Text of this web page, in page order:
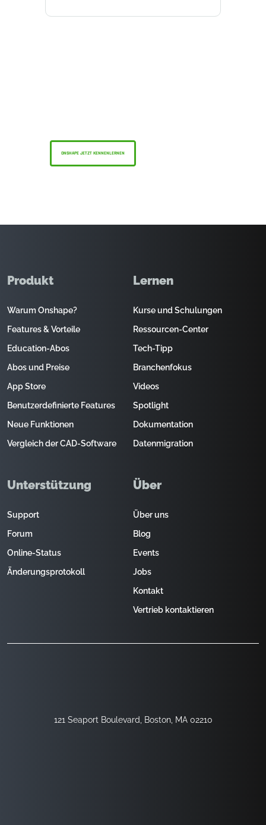
ONSHAPE JETZT KENNENLERNEN
121 Seaport Boulevard, Boston, MA 02210
Produkt
Warum Onshape?
Features & Vorteile
Education-Abos
Abos und Preise
App Store
Benutzerdefinierte Features
Neue Funktionen
Vergleich der CAD-Software
Lernen
Kurse und Schulungen
Ressourcen-Center
Tech-Tipp
Branchenfokus
Videos
Spotlight
Dokumentation
Datenmigration
Unterstützung
Support
Forum
Online-Status
Änderungsprotokoll
Über
Über uns
Blog
Events
Jobs
Kontakt
Vertrieb kontaktieren